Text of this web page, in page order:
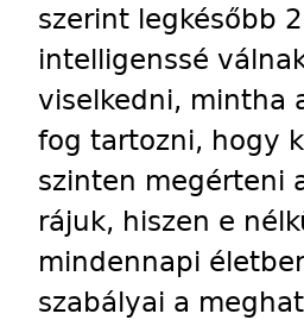
szerint legkésőbb
intelligenssé
viselkedni, mintha
fog tartozni, hogy
szinten megérteni
rájuk, hiszen e
mindennapi
szabályai a